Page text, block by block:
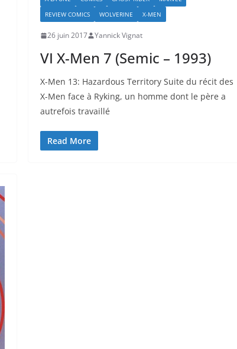
REVIEW COMICS
WOLVERINE X-MEN
26 juin 2017 Yannick Vignat
VI X-Men 7 (Semic – 1993)
X-Men 13: Hazardous Territory Suite du récit des
X-Men face à Ryking, un homme dont le père a
autrefois travaillé
Read More